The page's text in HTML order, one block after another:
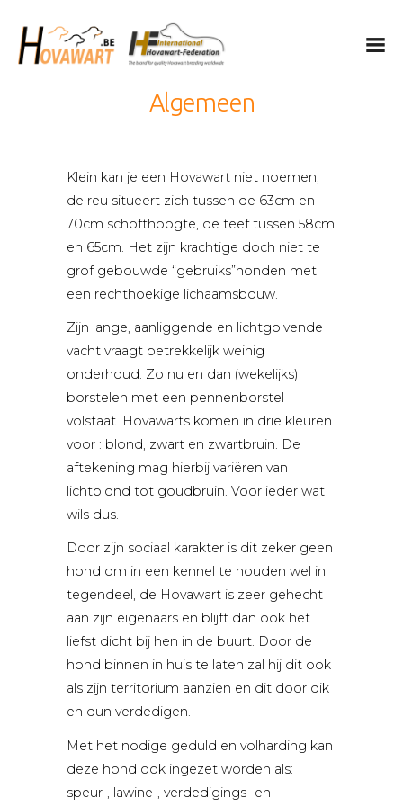
Algemeen
Hovawart
Nieuwtjes
Kalender
Leden only
Privacy
Nederlands
Français
Klein kan je een Hovawart niet noemen,
de reu situeert zich tussen de 63cm en
70cm schofthoogte, de teef tussen 58cm
en 65cm. Het zijn krachtige doch niet te
grof gebouwde “gebruiks”honden met
een rechthoekige lichaamsbouw.
Zijn lange, aanliggende en lichtgolvende
vacht vraagt betrekkelijk weinig
onderhoud. Zo nu en dan (wekelijks)
borstelen met een pennenborstel
volstaat. Hovawarts komen in drie kleuren
voor : blond, zwart en zwartbruin. De
aftekening mag hierbij variëren van
lichtblond tot goudbruin. Voor ieder wat
wils dus.
Door zijn sociaal karakter is dit zeker geen
hond om in een kennel te houden wel in
tegendeel, de Hovawart is zeer gehecht
aan zijn eigenaars en blijft dan ook het
liefst dicht bij hen in de buurt. Door de
hond binnen in huis te laten zal hij dit ook
als zijn territorium aanzien en dit door dik
en dun verdedigen.
Met het nodige geduld en volharding kan
deze hond ook ingezet worden als:
speur-, lawine-, verdedigings- en